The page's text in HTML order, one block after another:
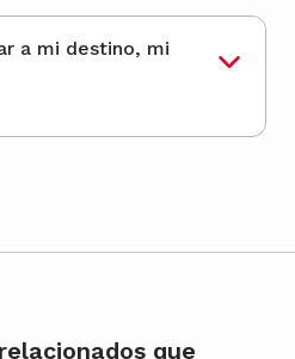
a mi destino, mi
que